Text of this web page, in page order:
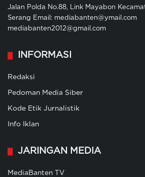
Jalan Polda No.88, Link Mayabon
Serang Email: mediabanten@ymail.com
mediabanten2012@gmail.com
INFORMASI
Redaksi
Pedoman Media Siber
Kode Etik Jurnalistik
Info Iklan
JARINGAN MEDIA
MediaBanten TV